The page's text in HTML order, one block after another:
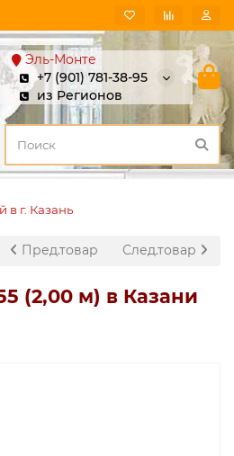
Эль-Монте
+7 (901) 781-38-95
из Регионов
в г. Казань
Пред.товар След.товар
(2,00 м) в Казани